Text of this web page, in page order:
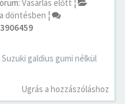
Vásárlás előtt ¦
döntésben ¦
3906459
Suzuki galdius gumi nélkül
Ugrás a hozzászóláshoz